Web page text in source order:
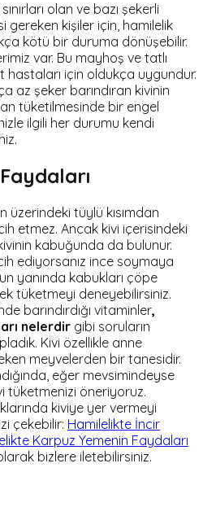
olan ve bazı şekerli
gereken kişiler için, hamilelik
kötü bir duruma dönüşebilir.
var. Bu mayhoş ve tatlı
için oldukça uygundur.
az şeker barındıran kivinin
tüketilmesinde bir engel
ilgili her durumu kendi
üzerindeki tüylü kısımdan
etmez. Ancak kivi içerisindeki
kabuğunda da bulunur.
ediyorsanız ince soymaya
yanında kabukları çöpe
tüketmeyi deneyebilirsiniz.
barındırdığı vitaminler,
nelerdir gibi soruların
Kivi özellikle anne
meyvelerden bir tanesidir.
eğer mevsimindeyse
tüketmenizi öneriyoruz.
kiviye yer vermeyi
çekebilir: Hamilelikte İncir
Karpuz Yemenin Faydaları
bizlere iletebilirsiniz.